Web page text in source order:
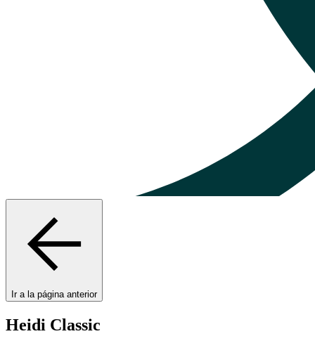
Ir a la página anterior
Heidi Classic